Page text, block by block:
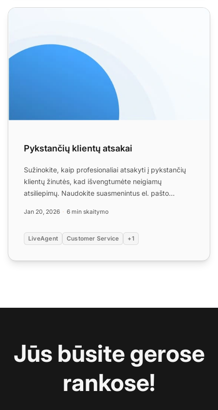
Pykstančių klientų atsakai
Pykstančių klientų atsakai
Sužinokite, kaip profesionaliai atsakyti į pykstančių
klientų žinutės, kad išvengtumėte neigiamų
atsiliepimų. Naudokite suasmenintus el. pašto
Jan 20, 2026 6 min skaitymo
LiveAgent Customer Service +1
Jūs būsite gerose
rankose!